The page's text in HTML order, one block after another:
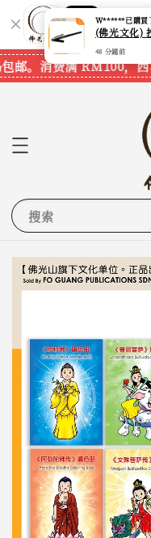
您信赖的
邮。消费满 RM100，西
搜索